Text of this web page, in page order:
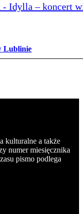
- Idylla – koncert
Lublinie
kulturalne a także
numer miesięcznika
pismo podlega